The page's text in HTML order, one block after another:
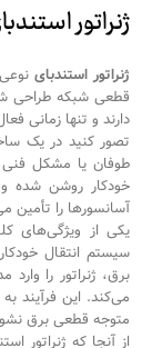
ژنراتور
ژنراتور استندباینوعی
قطعی شبکه طراحی
دارند و تنها زمانی
تصور کنید در یک
طوفان یا مشکل فنی
خودکار روشن شده و
آسانسورها را تأمین
یکی از ویژگی‌های
برق، ژنراتور را
می‌کند. این فرآیند
متوجه قطعی برق
از آنجا که ژنراتور